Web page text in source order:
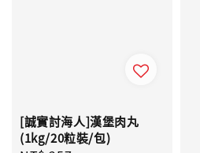
[誠實討海人]漢堡肉丸
(1kg/20粒裝/包)